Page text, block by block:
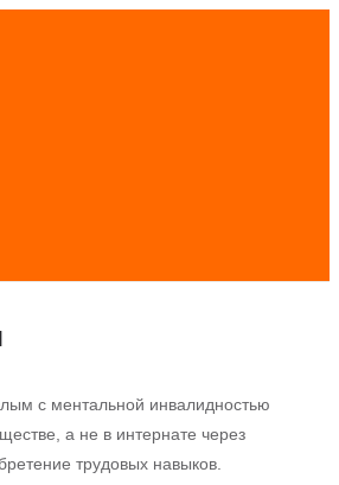
с ментальной инвалидностью
а не в интернате через
трудовых навыков.